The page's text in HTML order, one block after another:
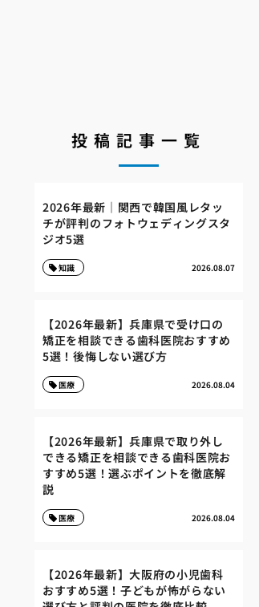
投稿記事一覧
2026年最新｜関西で韓国風レタッ
チが評判のフォトウェディングスタ
ジオ5選
2026.08.07
知識
【2026年最新】兵庫県で受け口の
矯正を相談できる歯科医院おすすめ
5選！後悔しない選び方
2026.08.04
医療
【2026年最新】兵庫県で取り外し
できる矯正を相談できる歯科医院お
すすめ5選！選ぶポイントを徹底解
説
2026.08.04
医療
【2026年最新】大阪府の小児歯科
おすすめ5選！子どもが怖がらない